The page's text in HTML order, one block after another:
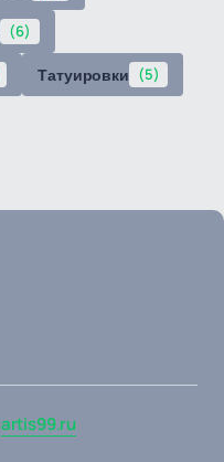
(6)
Татуировки (5)
artis99.ru